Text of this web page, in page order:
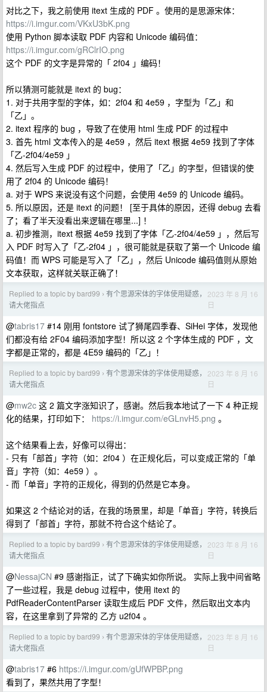
对比之下，我之前使用 itext 生成的 PDF 。使用的是思源宋体：
https://i.imgur.com/VKxU3bK.png
使用 Python 脚本读取 PDF 内容和 Unicode 编码值：
https://i.imgur.com/gRClrIO.png
这个 PDF 的文字是异常的「 2f04 」编码！
所以猜测可能就是 itext 的 bug：
1. 对于共用字型的字体，如：2f04 和 4e59 ，字型为「⼄」和
「乙」。
2. itext 程序的 bug ，导致了在使用 html 生成 PDF 的过程中
3. 首先 html 文本传入的是 4e59 ，然后 itext 根据 4e59 找到了字体
「乙-2f04/4e59 」
4. 然后写入生成 PDF 的过程中，使用了「乙」的字型，但错误的使
用了 2f04 的 Unicode 编码！
a. 对于 WPS 来说没有这个问题，会使用 4e59 的 Unicode 编码。
5. 所以原因，还是 itext 的问题！ [至于具体的原因，还得 debug 去看
了；看了半天没看出来逻辑在哪里...] ！
a. 初步推测，itext 根据 4e59 找到了字体「乙-2f04/4e59 」，然后写
入 PDF 时写入了「乙-2f04 」，很可能就是获取了第一个 Unicode 编
码值！而 WPS 可能是写入了「乙」，然后 Unicode 编码值则从原始
文本获取，这样就关联正确了！
Replied to a topic by bard99 › 有个思源宋体的字体使用疑惑，
请大佬指点
2023 年 8 月 16
日
@tabris17 #14 刚用 fontstore 试了狮尾四季春、SiHei 字体，发现他
们都没有给 2F04 编码添加字型！所以这 2 个字体生成的 PDF ，文
字都是正常的，都是 4E59 编码的「乙」！
Replied to a topic by bard99 › 有个思源宋体的字体使用疑惑，
请大佬指点
2023 年 8 月 16
日
@mw2c 这 2 篇文字涨知识了，感谢。然后我本地试了一下 4 种正规
化的结果，打印如下： https://i.imgur.com/eGLnvH5.png 。
这个结果看上去，好像可以得出：
- 只有「部首」字符（如：2f04 ）在正规化后，可以变成正常的「单
音」字符（如：4e59 ）。
- 而「单音」字符的正规化，得到的仍然是它本身。
如果这 2 个结论对的话，在我的场景里，却是「单音」字符，转换后
得到了「部首」字符，那就不符合这个结论了。
Replied to a topic by bard99 › 有个思源宋体的字体使用疑惑，
请大佬指点
2023 年 8 月 16
日
@NessajCN #9 感谢指正，试了下确实如你所说。 实际上我中间省略
了一些过程，我是 debug 过程中，使用 itext 的
PdfReaderContentParser 读取生成后 PDF 文件，然后取出文本内
容，在这里拿到了异常的 ⼄⽅ u2f04 。
Replied to a topic by bard99 › 有个思源宋体的字体使用疑惑，
请大佬指点
2023 年 8 月 16
日
@tabris17 #6 https://i.imgur.com/gUfWPBP.png
看到了，果然共用了字型！